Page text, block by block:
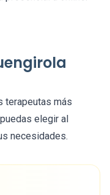
terapeutas más
elegir al
necesidades.